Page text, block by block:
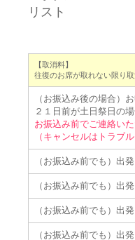
【取消料】
往復のお席が取れない限り
（お振込み後の場合）
２１日前が土日祭日の
お振込み前でご連絡い
（キャンセルはトラブ
（お振込み前でも）出
（お振込み前でも）出
（お振込み前でも）出
（お振込み前でも）出